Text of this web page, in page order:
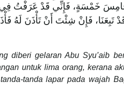
خَمْسَةٍ، فَإِنِّي قَدْ عَرَفْتُ فِي
تَبِعَنَا، فَإِنْ شِئْتَ أَنْ تَأْذَنَ لَهُ
diberi gelaran Abu Syu’aib
untuk lima orang, kerana
tanda lapar pada wajah